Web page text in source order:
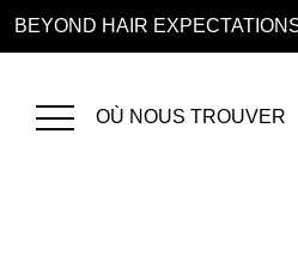
BEYOND HAIR
OÙ NOUS TROUVER